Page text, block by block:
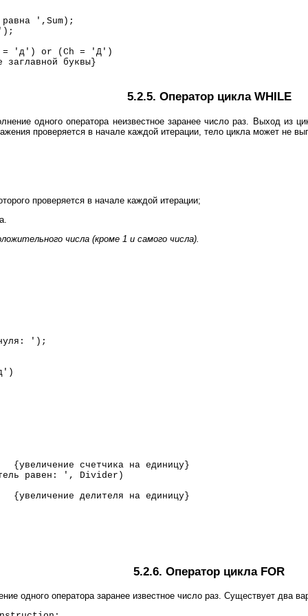
',Sum);
= 'д') or (Ch = 'Д')
буквы}
5.2.5. Оператор цикла WHILE
одного оператора неизвестное заранее число раз. Выход из
проверяется в начале каждой итерации, тело цикла может не
проверяется в начале каждой итерации;
числа (кроме 1 и самого числа).
');
на единицу}
', Divider)
делителя на единицу}
5.2.6. Оператор цикла FOR
одного оператора заранее известное число раз. Существует два